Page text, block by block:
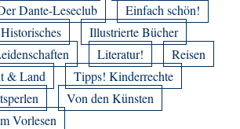
Dante-Leseclub
Einfach schön!
Historisches
Illustrierte Bücher
Literatur!
Reisen
& Land
Tipps! Kinderrechte
Von den Künsten
Vorlesen